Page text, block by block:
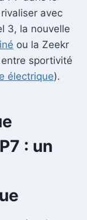
avec
3, la nouvelle
ou la Zeekr
sportivité
électrique).
: un